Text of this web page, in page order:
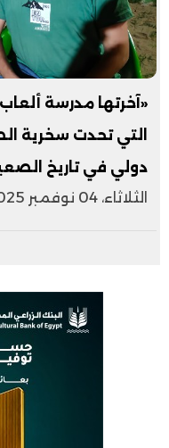
​«آخرتها مدرسة
التي تحدت سخرية
دولي في تاريخ
الثلاثاء، 04 نوفمبر 2025 10:06 م